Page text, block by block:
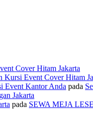
Cover Hitam Jakarta
Kursi Event Cover Hitam
Event Kantor Anda pada
Jakarta
pada SEWA MEJA